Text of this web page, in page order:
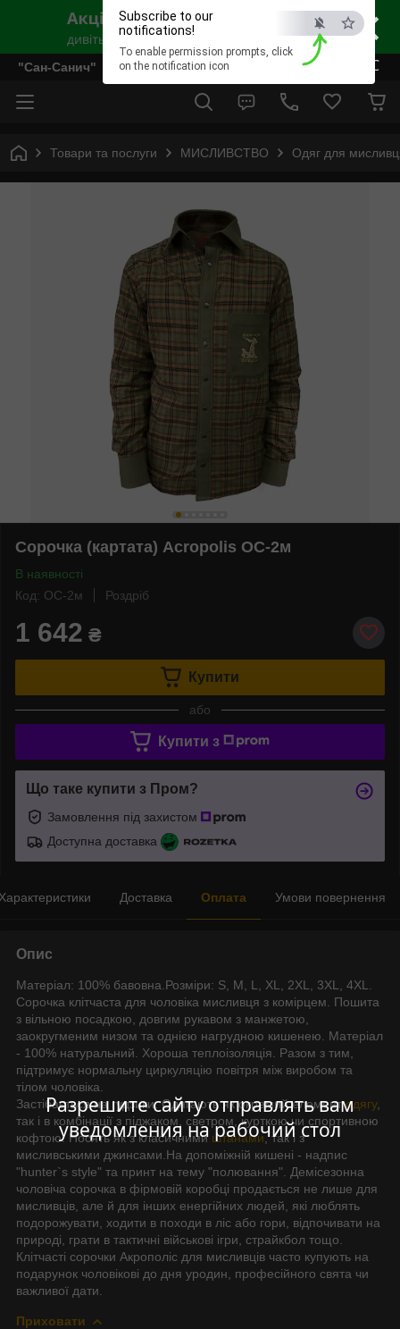
×
ESC
Разрешите сайту отправлять вам
уведомления на рабочий стол
Subscribe to our
notifications!
To enable permission prompts, click
on the notification icon
"Сан-Санич"
Товари та послуги МИСЛИВСТВО Одяг для
Сорочка (картата) Acropolis ОС-2м
В наявності
Код: ОС-2м
Роздріб
1 642 ₴
Купити
або
Купити з
Що таке купити з Пром?
Замовлення під захистом
Доступна доставка
Доставка Оплата Умови повернення
Опис
Матеріал: 100% бавовна.Розміри: S, М, L, XL, 2XL, 3XL, 4XL.
Сорочка клітчаста для чоловіка мисливця з комірцем. Пошита
з вільною посадкою, довгим рукавом з манжетою,
заокругменим низом та однією нагрудною кишенею. Матеріал
- 100% натуральний. Хороша теплоізоляція. Разом з тим,
підтримує нормальну циркуляцію повітря між виробом та
тілом чоловіка.
Застібається на гудзики. Одягають як окремий елементодягу,
так і в комбінації з піджаком, светром, курткою чи спортивною
кофтою. Носять як з класичними штанами, так і з
мисливськими джинсами.На допоміжній кишені - надпис
"hunter`s style" та принт на тему "полювання". Демісезонна
чоловіча сорочка в фірмовій коробці продається не лише для
мисливців, але й для інших енергійних людей, які люблять
подорожувати, ходити в походи в ліс або гори, відпочивати на
природі, грати в тактичні військові ігри, страйкбол тощо.
Клітчасті сорочки Акрополіс для мисливців часто купують на
подарунок чоловікові до дня уродин, професійного свята чи
важливої дати.
Приховати